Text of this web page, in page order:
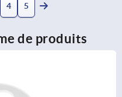
4 5
de produits